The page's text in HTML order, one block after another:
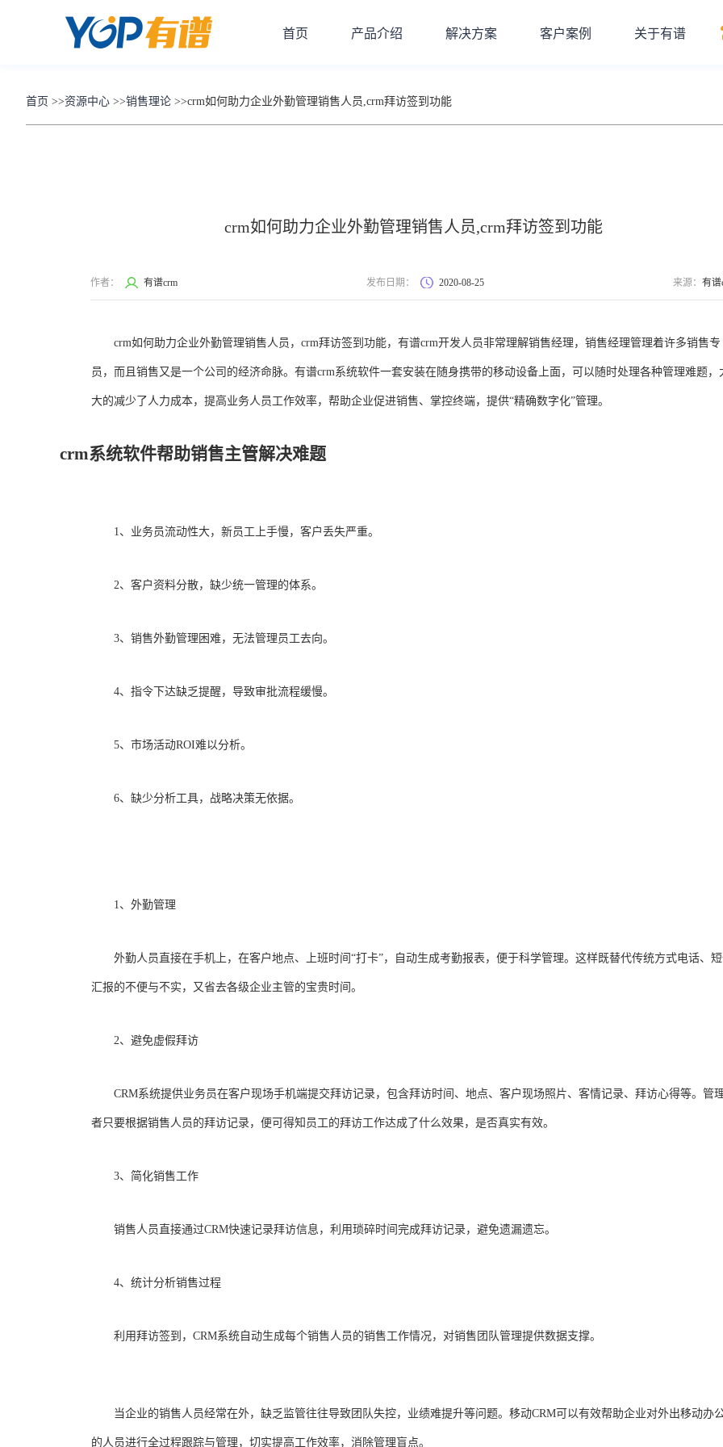
首页 产品介绍 解决方案 客户案例 关于有谱
首页 >>资源中心 >>销售理论 >>crm如何助力企业外勤管理销售人员,crm拜访签到功能
crm如何助力企业外勤管理销售人员,crm拜访签到功能
作者： 有谱crm 发布日期： 2020-08-25 来源： 有谱
crm如何助力企业外勤管理销售人员，crm拜访签到功能，有谱crm开发人员非常理解销售经理，销售经理管理着许多销售专
员，而且销售又是一个公司的经济命脉。有谱crm系统软件一套安装在随身携带的移动设备上面，可以随时处理各种管理难题，
大的减少了人力成本，提高业务人员工作效率，帮助企业促进销售、掌控终端，提供“精确数字化”管理。
crm系统软件帮助销售主管解决难题
1、业务员流动性大，新员工上手慢，客户丢失严重。
2、客户资料分散，缺少统一管理的体系。
3、销售外勤管理困难，无法管理员工去向。
4、指令下达缺乏提醒，导致审批流程缓慢。
5、市场活动ROI难以分析。
6、缺少分析工具，战略决策无依据。
1、外勤管理
外勤人员直接在手机上，在客户地点、上班时间“打卡”，自动生成考勤报表，便于科学管理。这样既替代传统方式电话、
汇报的不便与不实，又省去各级企业主管的宝贵时间。
2、避免虚假拜访
CRM系统提供业务员在客户现场手机端提交拜访记录，包含拜访时间、地点、客户现场照片、客情记录、拜访心得等。管
者只要根据销售人员的拜访记录，便可得知员工的拜访工作达成了什么效果，是否真实有效。
3、简化销售工作
销售人员直接通过CRM快速记录拜访信息，利用琐碎时间完成拜访记录，避免遗漏遗忘。
4、统计分析销售过程
利用拜访签到，CRM系统自动生成每个销售人员的销售工作情况，对销售团队管理提供数据支撑。
当企业的销售人员经常在外，缺乏监管往往导致团队失控，业绩难提升等问题。移动CRM可以有效帮助企业对外出移动办
的人员进行全过程跟踪与管理，切实提高工作效率，消除管理盲点。